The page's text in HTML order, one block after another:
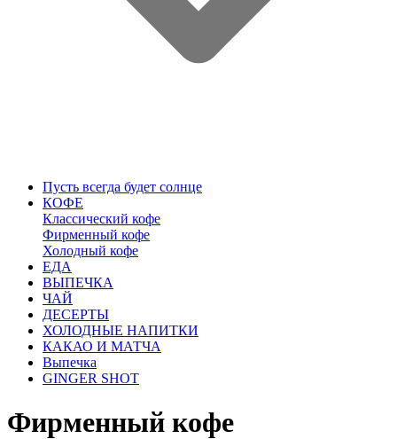
Пусть всегда будет солнце
КОФЕ
Классический кофе
Фирменный кофе
Холодный кофе
ЕДА
ВЫПЕЧКА
ЧАЙ
ДЕСЕРТЫ
ХОЛОДНЫЕ НАПИТКИ
КАКАО И МАТЧА
Выпечка
GINGER SHOT
Фирменный кофе